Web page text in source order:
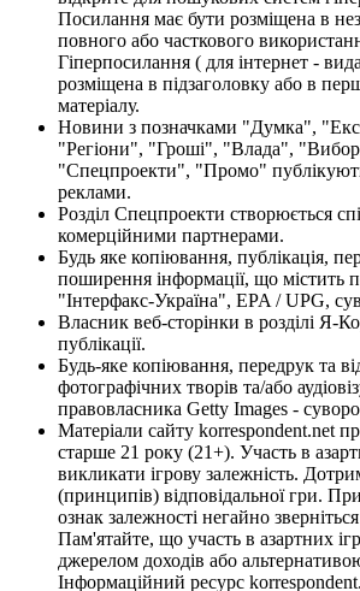
Посилання має бути розміщена в
повного або часткового
Гіперпосилання ( для інтернет -
розміщена в підзаголовку або в
матеріалу.
Новини з позначками "Думка",
"Регіони", "Гроші", "Влада",
"Спецпроекти", "Промо"
реклами.
Розділ Спецпроекти створюється
комерційними партнерами.
Будь яке копіювання, публікація,
поширення інформації, що містить
"Інтерфакс-Україна", EPA / UPG,
Власник веб-сторінки в розділі Я-
публікації.
Будь-яке копіювання, передрук та
фотографічних творів та/або
правовласника Getty Images - суворо
Матеріали сайту korrespondent.net
старше 21 року (21+). Участь в
викликати ігрову залежність.
(принципів) відповідальної гри.
ознак залежності негайно
Пам'ятайте, що участь в азартних
джерелом доходів або
Інформаційний ресурс